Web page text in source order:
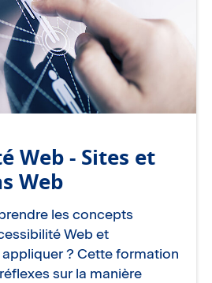
Web - Sites et
Web
les concepts
Web et
? Cette formation
sur la manière